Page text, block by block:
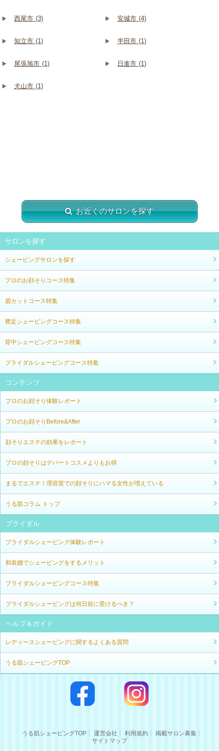
西尾市 (3) 安城市 (4)
知立市 (1) 半田市 (1)
尾張旭市 (1) 日進市 (1)
犬山市 (1)
お近くのサロンを探す
サロンを探す
シェービングサロンを探す
プロのお顔そりコース特集
眉カットコース特集
襟足シェービングコース特集
背中シェービングコース特集
ブライダルシェービングコース特集
コンテンツ
プロのお顔そり体験レポート
プロのお顔そりBefore&After
顔そりエステの効果をレポート
プロの顔そりはデパートコスメよりもお得
まるでエステ！理容室での顔そりにハマる女性が増えている
うる肌コラム トップ
ブライダル
ブライダルシェービング体験レポート
和装婚でシェービングをするメリット
ブライダルシェービングコース特集
ブライダルシェービングは何日前に受けるべき？
ヘルプ＆ガイド
レディースシェービングに関するよくある質問
うる肌シェービングTOP
うる肌シェービングTOP 運営会社 利用規約
掲載サロン募集
サイトマップ